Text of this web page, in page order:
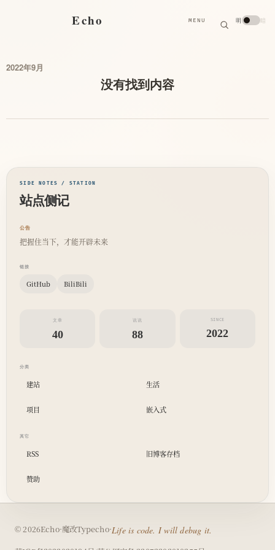
Echo MENU
索 搜
明 暗
2022年9月
没有找到内容
SIDE NOTES / STATION
站点侧记
公告
把握住当下，才能开辟未来
链接
GitHub BiliBili
文章
40
说说
88
SINCE
2022
分类
建站 生活
项目 嵌入式
其它
RSS 旧博客存档
赞助
© 2026Echo·魔改Typecho（在
·Life is code. I will debug it.